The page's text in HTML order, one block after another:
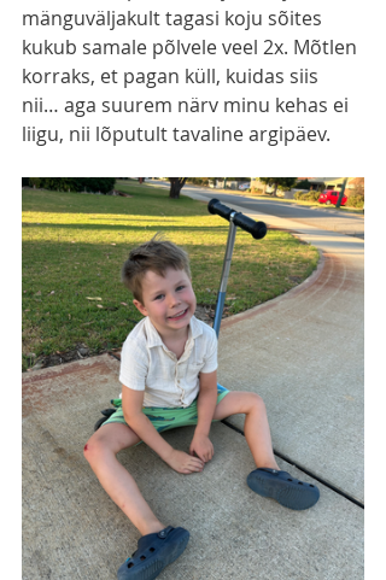
mänguväljakult tagasi koju sõites
kukub samale põlvele veel 2x. Mõtlen
korraks, et pagan küll, kuidas siis
nii… aga suurem närv minu kehas ei
liigu, nii lõputult tavaline argipäev.